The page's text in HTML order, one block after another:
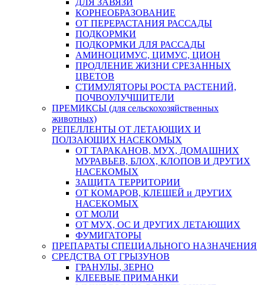
ДЛЯ ЗАВЯЗИ
КОРНЕОБРАЗОВАНИЕ
ОТ ПЕРЕРАСТАНИЯ РАССАДЫ
ПОДКОРМКИ
ПОДКОРМКИ ДЛЯ РАССАДЫ
АМИНОЦИМУС, ЦИМУС, ЦИОН
ПРОДЛЕНИЕ ЖИЗНИ СРЕЗАННЫХ
ЦВЕТОВ
СТИМУЛЯТОРЫ РОСТА РАСТЕНИЙ,
ПОЧВОУЛУЧШИТЕЛИ
ПРЕМИКСЫ (для сельскохозяйственных
животных)
РЕПЕЛЛЕНТЫ ОТ ЛЕТАЮЩИХ И
ПОЛЗАЮЩИХ НАСЕКОМЫХ
ОТ ТАРАКАНОВ, МУХ, ДОМАШНИХ
МУРАВЬЕВ, БЛОХ, КЛОПОВ И ДРУГИХ
НАСЕКОМЫХ
ЗАЩИТА ТЕРРИТОРИИ
ОТ КОМАРОВ, КЛЕЩЕЙ и ДРУГИХ
НАСЕКОМЫХ
ОТ МОЛИ
ОТ МУХ, ОС И ДРУГИХ ЛЕТАЮЩИХ
ФУМИГАТОРЫ
ПРЕПАРАТЫ СПЕЦИАЛЬНОГО НАЗНАЧЕНИЯ
СРЕДСТВА ОТ ГРЫЗУНОВ
ГРАНУЛЫ, ЗЕРНО
КЛЕЕВЫЕ ПРИМАНКИ